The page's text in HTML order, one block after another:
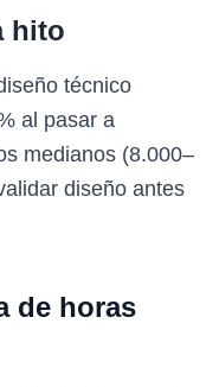
hito
técnico
al pasar a
medianos (8.000–
diseño antes
de horas